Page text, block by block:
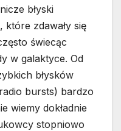
błyski
które zdawały się
świecąc
w galaktyce. Od
błysków
bursts) bardzo
wiemy dokładnie
stopniowo